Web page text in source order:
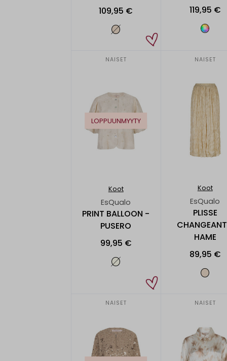
109,95 €
119,95 €
NAISET
LOPPUUNMYYTY
Koot
EsQualo
PRINT BALLOON -
PUSERO
99,95 €
NAISET
Koot
EsQualo
PLISSE
HAME
89,95 €
NAISET NAISET